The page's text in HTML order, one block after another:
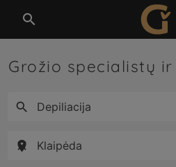

Grožio specialistų


